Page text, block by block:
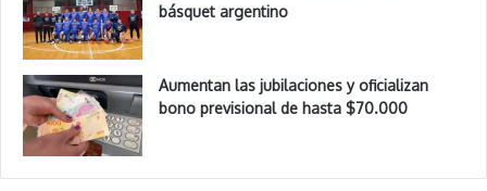
básquet argentino
Aumentan las jubilaciones y oficializan
bono previsional de hasta $70.000